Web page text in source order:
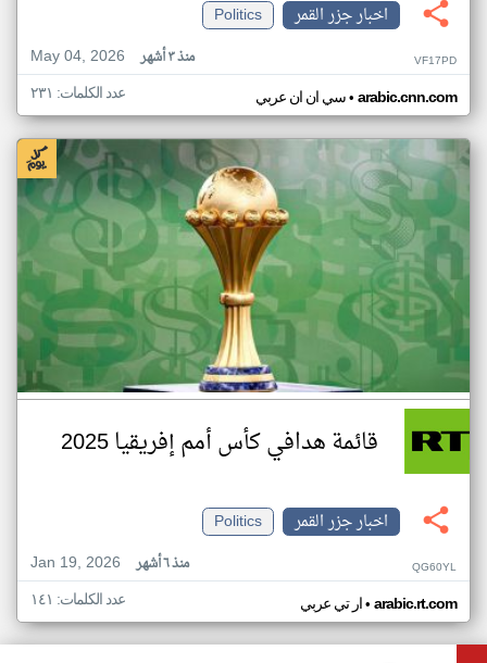
اخبار جزر القمر
Politics
May 04, 2026
منذ ٣ أشهر VF17PD
سي ان ان عربي• arabic.cnn.com عدد الكلمات: ٢٣١
قائمة هدافي كأس أمم إفريقيا 2025
اخبار جزر القمر
Politics
Jan 19, 2026
منذ ٦ أشهر QG60YL
ار تي عربي• arabic.rt.com عدد الكلمات: ١٤١